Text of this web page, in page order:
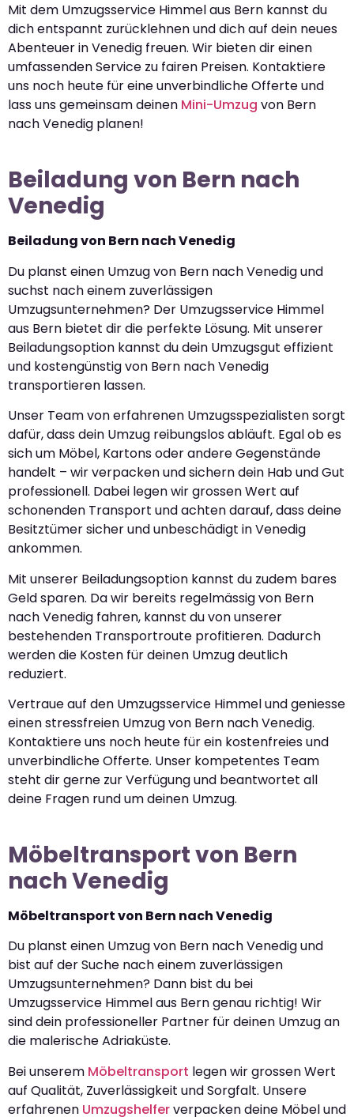
Mit dem Umzugsservice Himmel aus Bern kannst du
dich entspannt zurücklehnen und dich auf dein neues
Abenteuer in Venedig freuen. Wir bieten dir einen
umfassenden Service zu fairen Preisen. Kontaktiere
uns noch heute für eine unverbindliche Offerte und
lass uns gemeinsam deinen Mini-Umzug von Bern
nach Venedig planen!
Beiladung von Bern nach
Venedig
Beiladung von Bern nach Venedig
Du planst einen Umzug von Bern nach Venedig und
suchst nach einem zuverlässigen
Umzugsunternehmen? Der Umzugsservice Himmel
aus Bern bietet dir die perfekte Lösung. Mit unserer
Beiladungsoption kannst du dein Umzugsgut effizient
und kostengünstig von Bern nach Venedig
transportieren lassen.
Unser Team von erfahrenen Umzugsspezialisten sorgt
dafür, dass dein Umzug reibungslos abläuft. Egal ob es
sich um Möbel, Kartons oder andere Gegenstände
handelt – wir verpacken und sichern dein Hab und Gut
professionell. Dabei legen wir grossen Wert auf
schonenden Transport und achten darauf, dass deine
Besitztümer sicher und unbeschädigt in Venedig
ankommen.
Mit unserer Beiladungsoption kannst du zudem bares
Geld sparen. Da wir bereits regelmässig von Bern
nach Venedig fahren, kannst du von unserer
bestehenden Transportroute profitieren. Dadurch
werden die Kosten für deinen Umzug deutlich
reduziert.
Vertraue auf den Umzugsservice Himmel und geniesse
einen stressfreien Umzug von Bern nach Venedig.
Kontaktiere uns noch heute für ein kostenfreies und
unverbindliche Offerte. Unser kompetentes Team
steht dir gerne zur Verfügung und beantwortet all
deine Fragen rund um deinen Umzug.
Möbeltransport von Bern
nach Venedig
Möbeltransport von Bern nach Venedig
Du planst einen Umzug von Bern nach Venedig und
bist auf der Suche nach einem zuverlässigen
Umzugsunternehmen? Dann bist du bei
Umzugsservice Himmel aus Bern genau richtig! Wir
sind dein professioneller Partner für deinen Umzug an
die malerische Adriaküste.
Bei unserem Möbeltransport legen wir grossen Wert
auf Qualität, Zuverlässigkeit und Sorgfalt. Unsere
erfahrenen Umzugshelferverpacken deine Möbel und